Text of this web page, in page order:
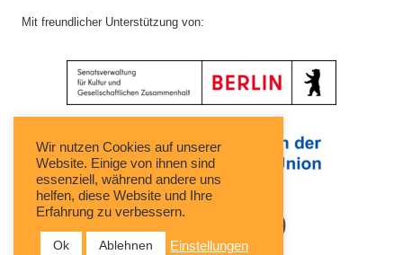
Mit freundlicher Unterstützung von:
Wir nutzen Cookies auf unserer
Website. Einige von ihnen sind
essenziell, während andere uns
helfen, diese Website und Ihre
Erfahrung zu verbessern.
Ok Ablehnen Einstellungen